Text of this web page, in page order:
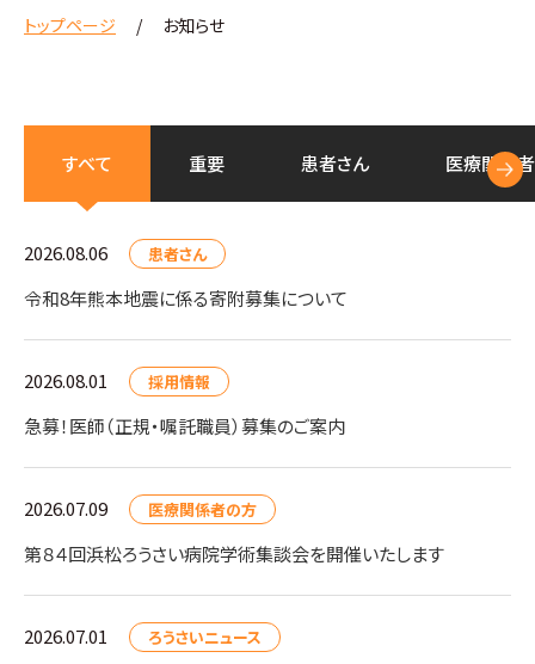
トップページ お知らせ
すべて 重要 患者さん 医療関係
2026.08.06 患者さん
令和8年熊本地震に係る寄附募集について
2026.08.01 採用情報
急募！医師（正規・嘱託職員）募集のご案内
2026.07.09 医療関係者の方
第８４回浜松ろうさい病院学術集談会を開催いたします
2026.07.01 ろうさいニュース